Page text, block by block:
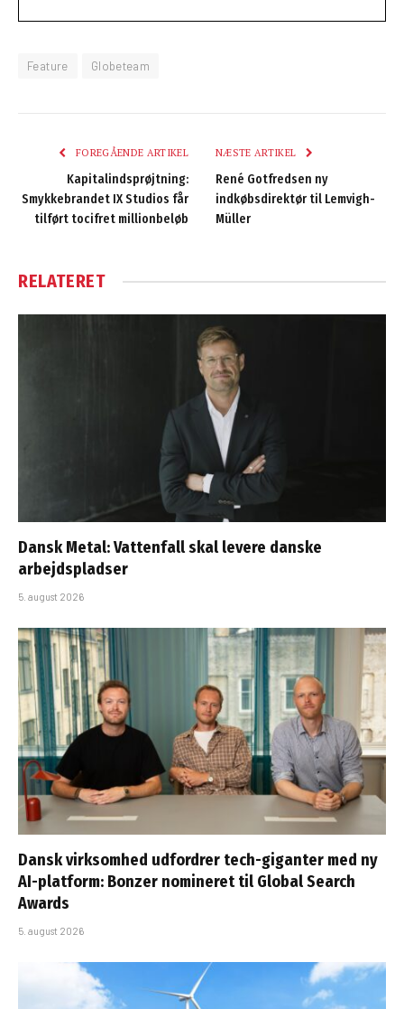
Feature Globeteam
FOREGÅENDE ARTIKEL
Kapitalindsprøjtning:
Smykkebrandet IX Studios får
tilført tocifret millionbeløb
NÆSTE ARTIKEL
René Gotfredsen ny
indkøbsdirektør til Lemvigh-
Müller
RELATERET
Dansk Metal: Vattenfall skal levere danske
arbejdspladser
5. august 2026
Dansk virksomhed udfordrer tech-giganter med ny
AI-platform: Bonzer nomineret til Global Search
Awards
5. august 2026